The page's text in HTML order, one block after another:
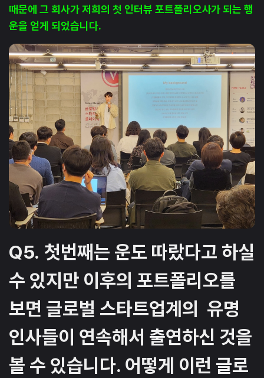
때문에 그 회사가 저희의 첫 인터뷰 포트폴리오사가 되는 행
운을 얻게 되었습니다.
Q5. 첫번째는 운도 따랐다고 하실
수 있지만 이후의 포트폴리오를
보면 글로벌 스타트업계의 유명
인사들이 연속해서 출연하신 것을
볼 수 있습니다. 어떻게 이런 글로